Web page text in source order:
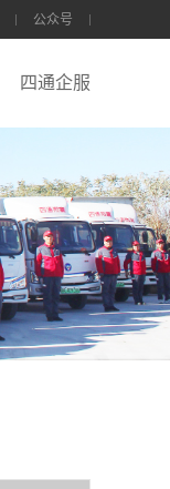
公众号
四通企服